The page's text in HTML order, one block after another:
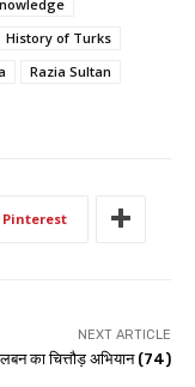
History of Turks
Razia Sultan
Pinterest
NEXT ARTICLE
का चित्तौड़ अभियान (74)